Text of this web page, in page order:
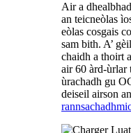
Air a
an teicneòlas
eòlas cosgais
sam bith. A’
chaidh a thoirt
air 60 àrd-ùrlar
ùrachadh gu
deiseil airson
rannsachadh